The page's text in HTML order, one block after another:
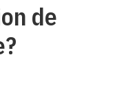
de